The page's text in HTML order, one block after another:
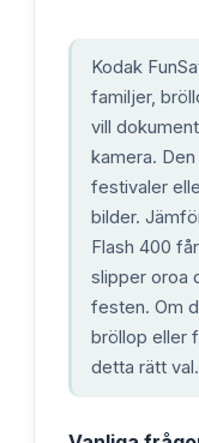
Kodak
familjer,
vill
kamera.
festivaler
bilder.
Flash 400
slipper oroa
festen. Om
bröllop eller
detta rätt val.